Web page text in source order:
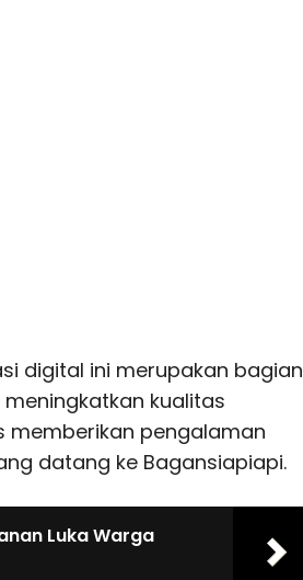
digital ini merupakan bagian
kualitas
memberikan pengalaman
datang ke Bagansiapiapi.
Luka Warga